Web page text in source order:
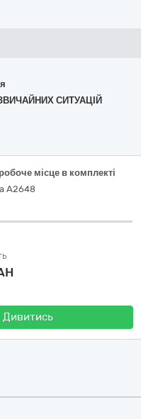
СИТУАЦІЙ
місце в комплекті
А2648
Дивитись